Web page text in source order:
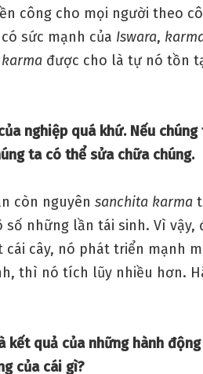
công cho mọi người theo
sức mạnh của Iswara,
karma được cho là tự nó tồn
nghiệp quá khứ. Nếu chúng
ta có thể sửa chữa chúng.
còn nguyên sanchita karma
những lần tái sinh. Vì vậy,
cây, nó phát triển mạnh
thì nó tích lũy nhiều hơn.
kết quả của những hành
của cái gì?